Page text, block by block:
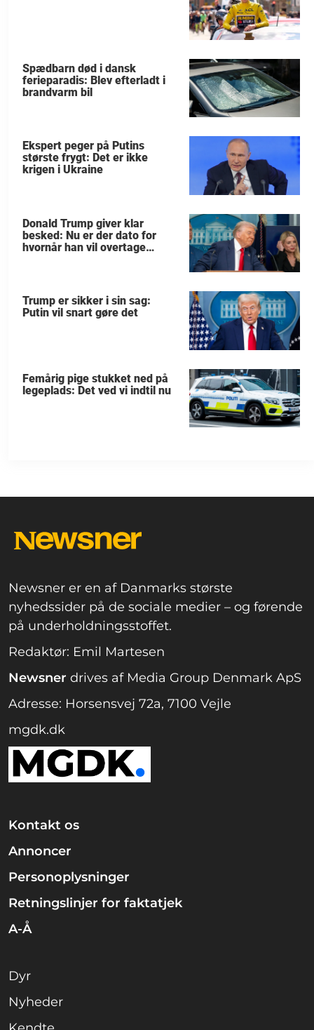
Spædbarn død i dansk
ferieparadis: Blev efterladt i
brandvarm bil
Ekspert peger på Putins
største frygt: Det er ikke
krigen i Ukraine
Donald Trump giver klar
besked: Nu er der dato for
hvornår han vil overtage
Trump er sikker i sin sag:
Putin vil snart gøre det
Femårig pige stukket ned på
legeplads: Det ved vi indtil nu
Newsner er en af Danmarks største
nyhedssider på de sociale medier – og førende
på underholdningsstoffet.
Redaktør: Emil Martesen
Newsner drives af Media Group Denmark ApS
Adresse: Horsensvej 72a, 7100 Vejle
mgdk.dk
Kontakt os
Annoncer
Personoplysninger
Retningslinjer for faktatjek
A-Å
Dyr
Nyheder